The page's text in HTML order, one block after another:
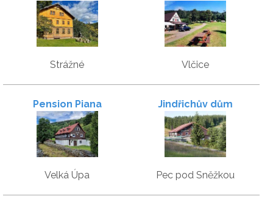
Strážné Vlčice
Pension Piana
Velká Úpa
Jindřichův dům
Pec pod Sněžkou